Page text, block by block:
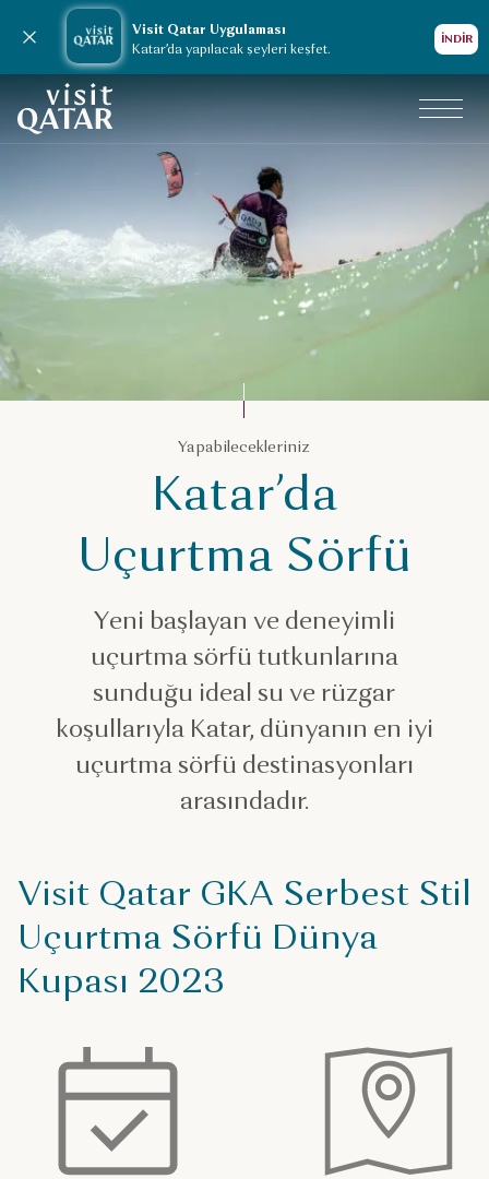
Visit Qatar Uygulaması
Katar’da yapılacak şeyleri keşfet.
İNDİR
Bildirimi kapat
VisitQatar Ana Sayfası
Halkın gözünden Katar’ın gizli cevherleri
Katar’da uçurtma sörfünü deneyimleyin
Yapabilecekleriniz
Katar’da
Uçurtma Sörfü
Yeni başlayan ve deneyimli
uçurtma sörfü tutkunlarına
sunduğu ideal su ve rüzgar
koşullarıyla Katar, dünyanın en iyi
uçurtma sörfü destinasyonları
arasındadır.
Visit Qatar GKA Serbest Stil
Uçurtma Sörfü Dünya
Kupası 2023